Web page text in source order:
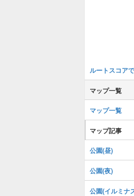
ルートスコア
マップ一覧
マップ一覧
マップ記事
公園(昼)
公園(夜)
公園(イルミナ